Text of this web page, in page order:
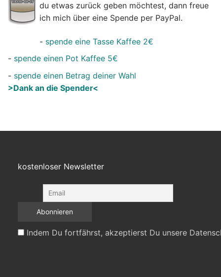
du etwas zurück geben möchtest, dann freue
ich mich über eine Spende per PayPal.
- spende eine Tasse Kaffee 2€
- spende einen Pot Kaffee 5€
- spende einen Betrag deiner Wahl
>Dank an die Spender<
kostenloser Newsletter
Indem Du fortfährst, akzeptierst Du unsere